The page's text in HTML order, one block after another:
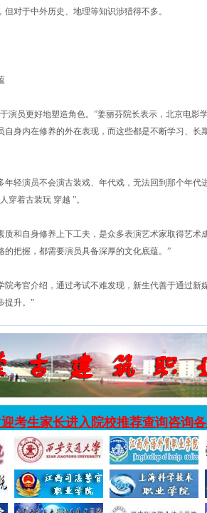
对于中外历史、地理等知识涉猎得不多。
演员更好地塑造角色。”姜丽芬院长表示，北京电
自身内在修养的外在表现，而这些都是不断学习、
年轻演员不会演古装戏、年代戏，无法回到那个年
穿着古装玩 穿越 ”。
质和自身修养上下工夫，是众多表演艺术家取得艺术
的把握，都需要演员具备深厚的文化底蕴。”
院考官介绍，通过考试不难发现，新生代善于通过新
提升。”
考生家长进入院校推荐查询咨询